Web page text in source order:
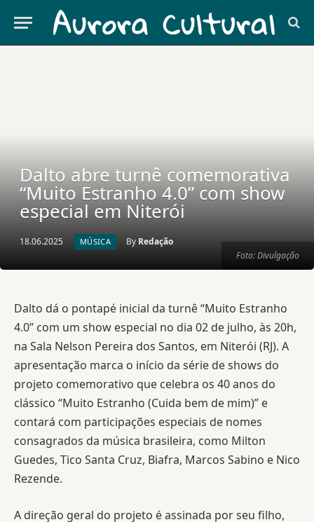
Foto: Divulgação
Dalto abre turnê comemorativa
“Muito Estranho 4.0” com show
especial em Niterói
18.06.2025 MÚSICA By Redação
Dalto dá o pontapé inicial da turnê “Muito Estranho
4.0” com um show especial no dia 02 de julho, às 20h,
na Sala Nelson Pereira dos Santos, em Niterói (RJ). A
apresentação marca o início da série de shows do
projeto comemorativo que celebra os 40 anos do
clássico “Muito Estranho (Cuida bem de mim)” e
contará com participações especiais de nomes
consagrados da música brasileira, como Milton
Guedes, Tico Santa Cruz, Biafra, Marcos Sabino e Nico
Rezende.
A direção geral do projeto é assinada por seu filho,